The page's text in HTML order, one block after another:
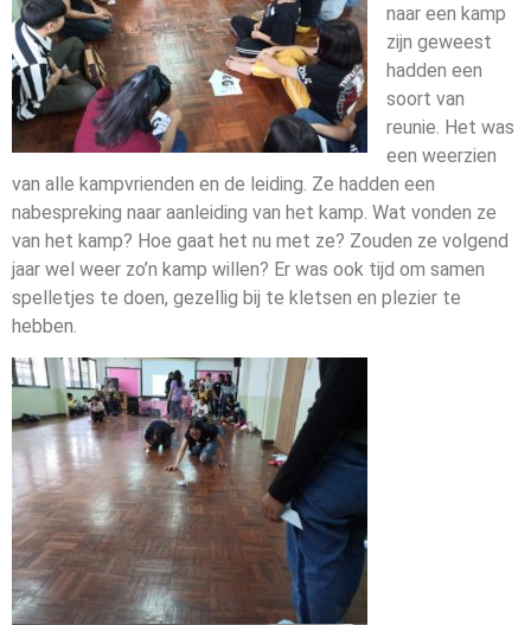
naar een kamp
zijn geweest
hadden een
soort van
reunie. Het was
een weerzien
van alle kampvrienden en de leiding. Ze hadden een
nabespreking naar aanleiding van het kamp. Wat vonden ze
van het kamp? Hoe gaat het nu met ze? Zouden ze volgend
jaar wel weer zo’n kamp willen? Er was ook tijd om samen
spelletjes te doen, gezellig bij te kletsen en plezier te
hebben.